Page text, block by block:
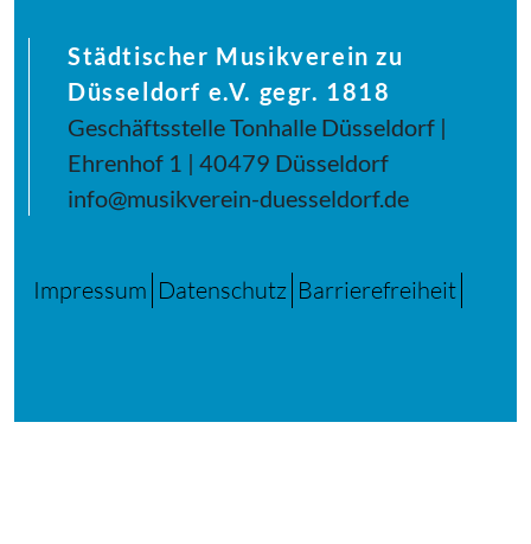
Städtischer Musikverein zu
Düsseldorf e.V. gegr. 1818
Geschäftsstelle Tonhalle Düsseldorf |
Ehrenhof 1 | 40479 Düsseldorf
info@musikverein-duesseldorf.de
Impressum Datenschutz Barrierefreiheit